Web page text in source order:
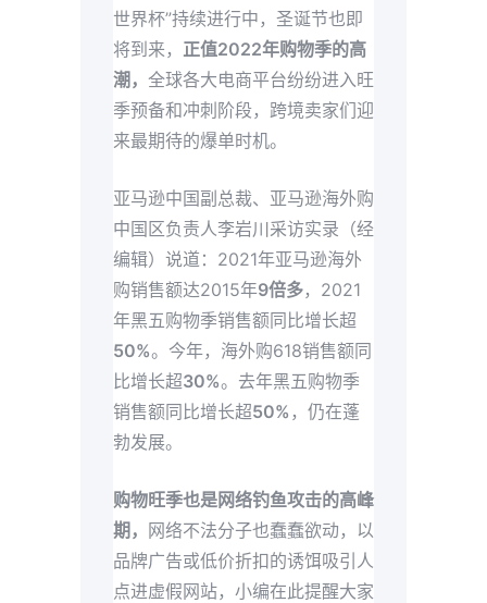
世界杯”持续进行中，圣诞节也即
将到来， 正值2022年购物季的高
潮， 全球各大电商平台纷纷进入旺
季预备和冲刺阶段，跨境卖家们迎
来最期待的爆单时机。
亚马逊中国副总裁、亚马逊海外购
中国区负责人李岩川采访实录（经
编辑）说道：2021年亚马逊海外
购销售额达2015年9倍多，2021
年黑五购物季销售额同比增长超
50%。今年，海外购618销售额同
比增长超30%。去年黑五购物季
销售额同比增长超50% ，仍在蓬
勃发展。
购物旺季也是网络钓鱼攻击的高峰
期， 网络不法分子也蠢蠢欲动，以
品牌广告或低价折扣的诱饵吸引人
点进虚假网站，小编在此提醒大家